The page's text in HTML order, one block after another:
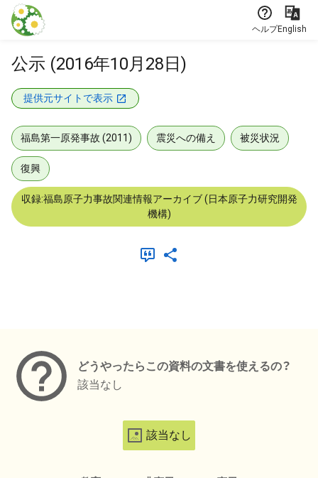
本文に飛ぶ
ヘルプEnglish
公示 (2016年10月28日)
提供元サイトで表示
福島第一原発事故 (2011) 震災への備え 被災状況
復興
収録:福島原子力事故関連情報アーカイブ (日本原子力研究開発
機構)
どうやったらこの資料の文書を使えるの？
該当なし
該当なし